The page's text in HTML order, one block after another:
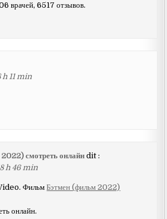
врачей, 6517 отзывов.
11 min
смотреть онлайн dit :
h 46 min
ФильмБэтмен (фильм 2022)
онлайн.